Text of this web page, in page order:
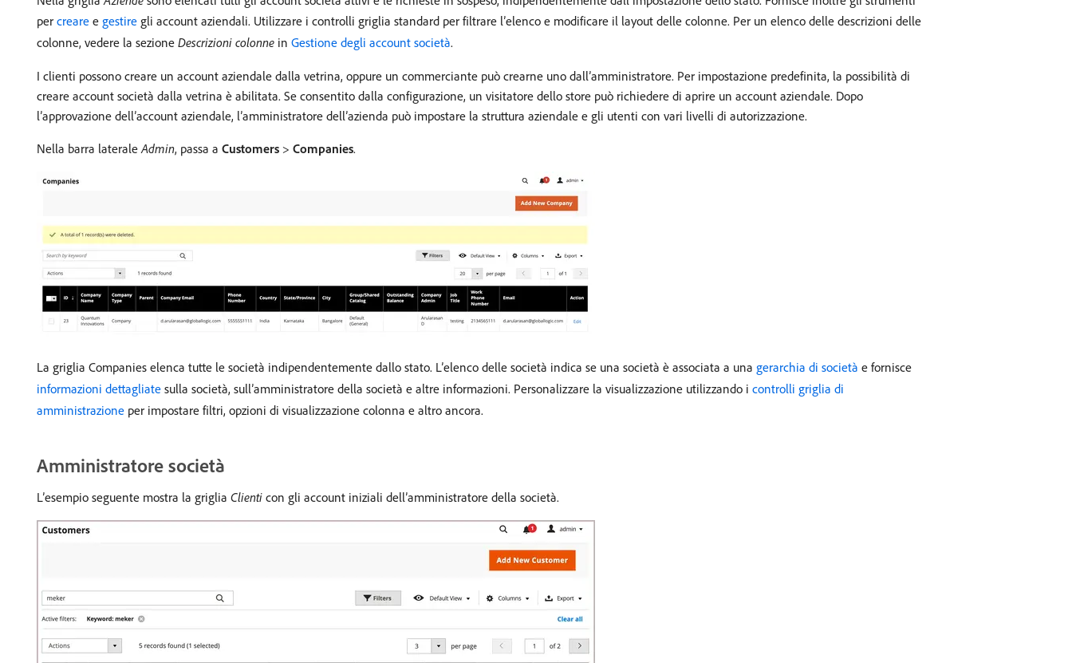
per creare e gestire gli account aziendali. Utilizzare i controlli griglia standard per filtrare l’elenco e modificare il layout delle colonne. Per un elenco delle descrizioni delle
colonne, vedere la sezione Descrizioni colonne in Gestione degli account società.
I clienti possono creare un account aziendale dalla vetrina, oppure un commerciante può crearne uno dall’amministratore. Per impostazione predefinita, la possibilità di
creare account società dalla vetrina è abilitata. Se consentito dalla configurazione, un visitatore dello store può richiedere di aprire un account aziendale. Dopo
l’approvazione dell’account aziendale, l’amministratore dell’azienda può impostare la struttura aziendale e gli utenti con vari livelli di autorizzazione.
Nella barra lateraleAdmin, passa a Customers > Companies.
La griglia Companies elenca tutte le società indipendentemente dallo stato. L’elenco delle società indica se una società è associata a una gerarchia di società e fornisce
informazioni dettagliate sulla società, sull’amministratore della società e altre informazioni. Personalizzare la visualizzazione utilizzando i controlli griglia di
amministrazione per impostare filtri, opzioni di visualizzazione colonna e altro ancora.
Amministratore società
L’esempio seguente mostra la griglia Clienti con gli account iniziali dell’amministratore della società.